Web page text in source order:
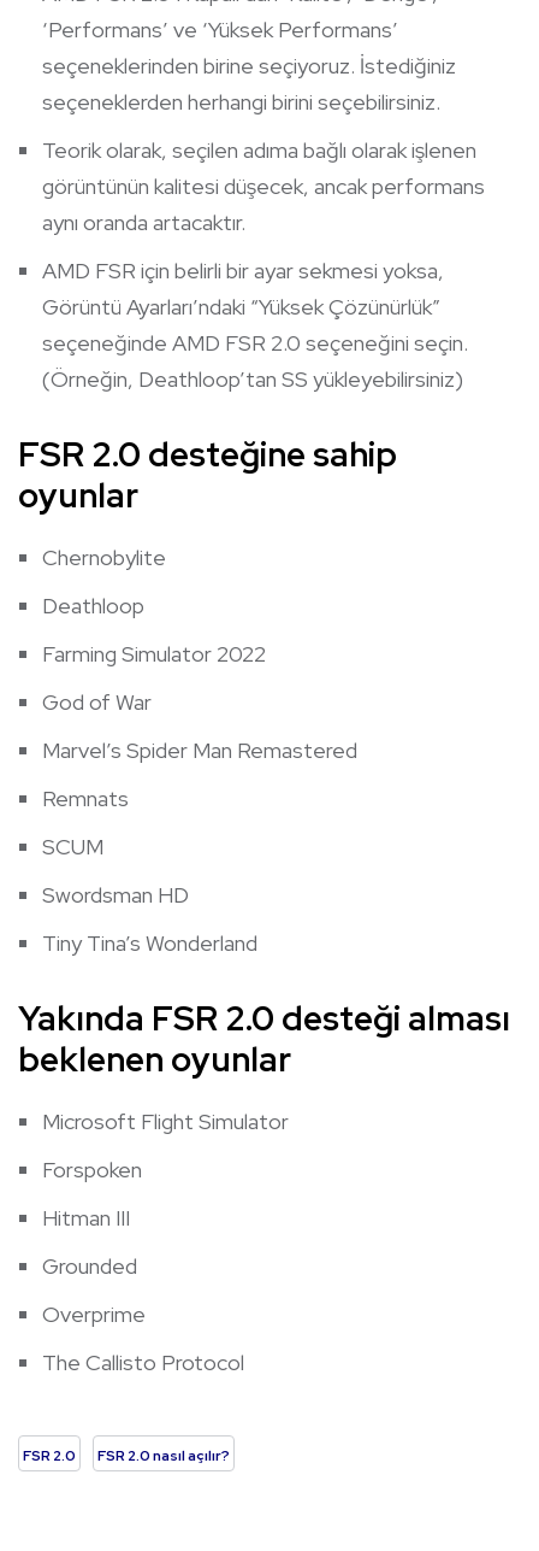
‘Performans’ ve ‘Yüksek Performans’
seçeneklerinden birine seçiyoruz. İstediğiniz
seçeneklerden herhangi birini seçebilirsiniz.
Teorik olarak, seçilen adıma bağlı olarak işlenen
görüntünün kalitesi düşecek, ancak performans
aynı oranda artacaktır.
AMD FSR için belirli bir ayar sekmesi yoksa,
Görüntü Ayarları’ndaki “Yüksek Çözünürlük”
seçeneğinde AMD FSR 2.0 seçeneğini seçin.
(Örneğin, Deathloop’tan SS yükleyebilirsiniz)
FSR 2.0 desteğine sahip
oyunlar
Chernobylite
Deathloop
Farming Simulator 2022
God of War
Marvel’s Spider Man Remastered
Remnats
SCUM
Swordsman HD
Tiny Tina’s Wonderland
Yakında FSR 2.0 desteği alması
beklenen oyunlar
Microsoft Flight Simulator
Forspoken
Hitman III
Grounded
Overprime
The Callisto Protocol
FSR 2.0 FSR 2.0 nasıl açılır?